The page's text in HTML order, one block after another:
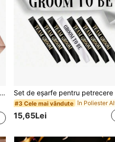
#3 Cele mai vândute
15,65Lei